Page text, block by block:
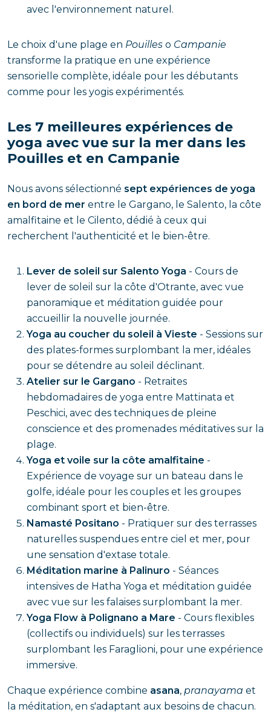
avec l'environnement naturel.
Le choix d'une plage en Pouilles o Campanie
transforme la pratique en une expérience
sensorielle complète, idéale pour les débutants
comme pour les yogis expérimentés.
Les 7 meilleures expériences de
yoga avec vue sur la mer dans les
Pouilles et en Campanie
Nous avons sélectionné sept expériences de yoga
en bord de mer entre le Gargano, le Salento, la côte
amalfitaine et le Cilento, dédié à ceux qui
recherchent l'authenticité et le bien-être.
Lever de soleil sur Salento Yoga - Cours de
lever de soleil sur la côte d'Otrante, avec vue
panoramique et méditation guidée pour
accueillir la nouvelle journée.
Yoga au coucher du soleil à Vieste - Sessions sur
des plates-formes surplombant la mer, idéales
pour se détendre au soleil déclinant.
Atelier sur le Gargano - Retraites
hebdomadaires de yoga entre Mattinata et
Peschici, avec des techniques de pleine
conscience et des promenades méditatives sur la
plage.
Yoga et voile sur la côte amalfitaine -
Expérience de voyage sur un bateau dans le
golfe, idéale pour les couples et les groupes
combinant sport et bien-être.
Namasté Positano - Pratiquer sur des terrasses
naturelles suspendues entre ciel et mer, pour
une sensation d'extase totale.
Méditation marine à Palinuro - Séances
intensives de Hatha Yoga et méditation guidée
avec vue sur les falaises surplombant la mer.
Yoga Flow à Polignano a Mare - Cours flexibles
(collectifs ou individuels) sur les terrasses
surplombant les Faraglioni, pour une expérience
immersive.
Chaque expérience combine asana, pranayama et
la méditation, en s'adaptant aux besoins de chacun.